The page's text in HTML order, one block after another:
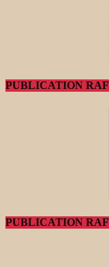
PUBLICATION RAF
PUBLICATION